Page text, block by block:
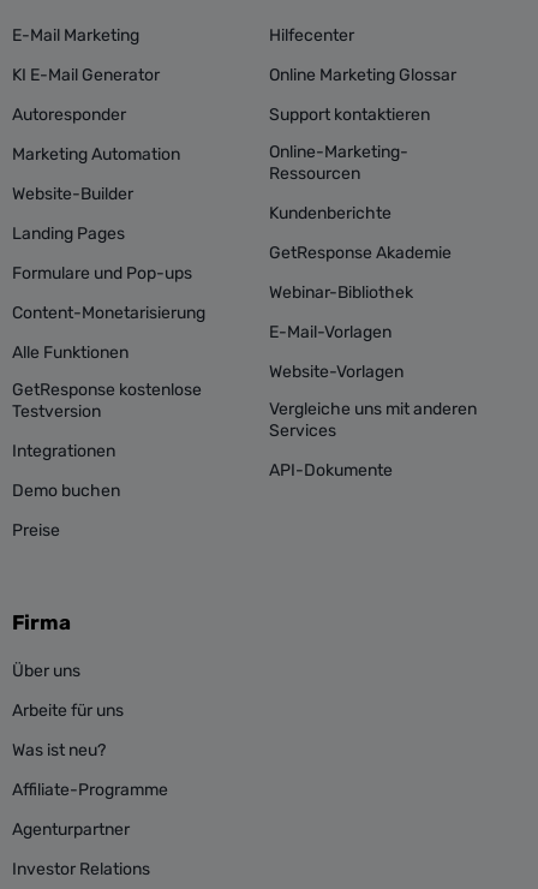
E-Mail Marketing
KI E-Mail Generator
Autoresponder
Marketing Automation
Website-Builder
Landing Pages
Formulare und Pop-ups
Content-Monetarisierung
Alle Funktionen
GetResponse kostenlose
Testversion
Integrationen
Demo buchen
Preise
Hilfecenter
Online Marketing Glossar
Support kontaktieren
Online-Marketing-
Ressourcen
Kundenberichte
GetResponse Akademie
Webinar-Bibliothek
E-Mail-Vorlagen
Website-Vorlagen
Vergleiche uns mit anderen
Services
API-Dokumente
Firma
Über uns
Arbeite für uns
Was ist neu?
Affiliate-Programme
Agenturpartner
Investor Relations